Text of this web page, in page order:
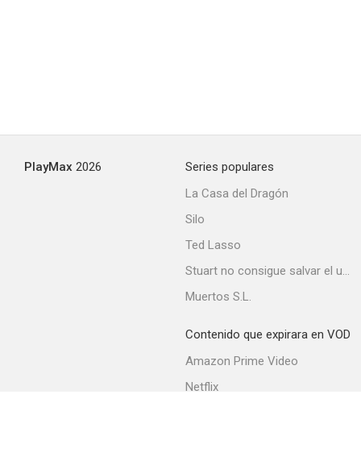
PlayMax 2026
Series populares
La Casa del Dragón
Silo
Ted Lasso
Stuart no consigue salvar el universo
Muertos S.L.
Contenido que expirara en VOD
Amazon Prime Video
Netflix